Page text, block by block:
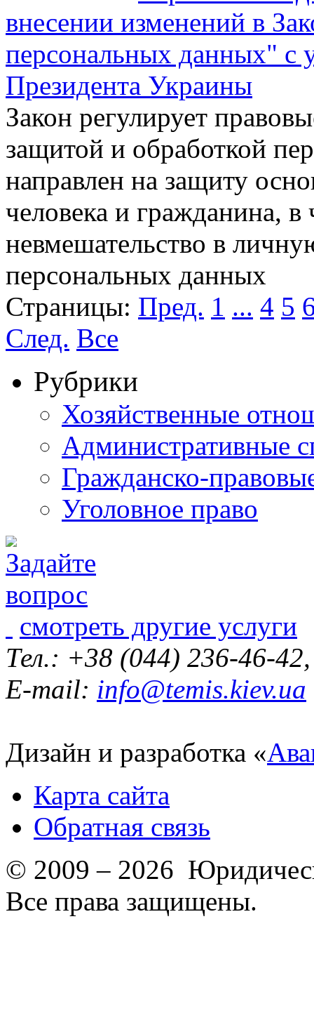
внесении изменений в
персональных данных" с
Президента Украины
Закон регулирует
защитой и обработкой
направлен на защиту
человека и гражданина, в
невмешательство в
персональных данных
Страницы: Пред. 1 ... 4 5
След. Все
Рубрики
Хозяйственные
Административные
Гражданско-
Уголовное право
смотреть другие услуги
Тел.: +38 (044) 236-46-
E-mail: info@temis.kiev.ua
Дизайн и разработка «
Карта сайта
Обратная связь
© 2009 – 2026
Все права защищены.